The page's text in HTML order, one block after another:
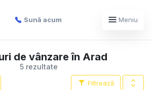
Sună acum Meniu
5 rezultate
de vânzare în Arad
Filtrează